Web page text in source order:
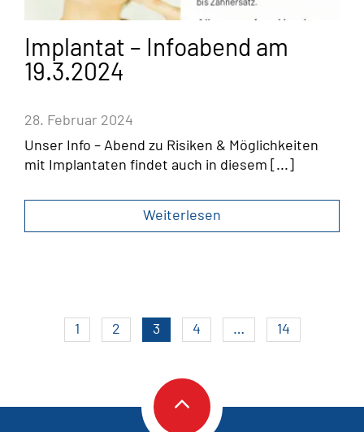
Implantat – Infoabend am
19.3.2024
28. Februar 2024
Unser Info – Abend zu Risiken & Möglichkeiten
mit Implantaten findet auch in diesem [...]
Weiterlesen
1 2 3 4 … 14